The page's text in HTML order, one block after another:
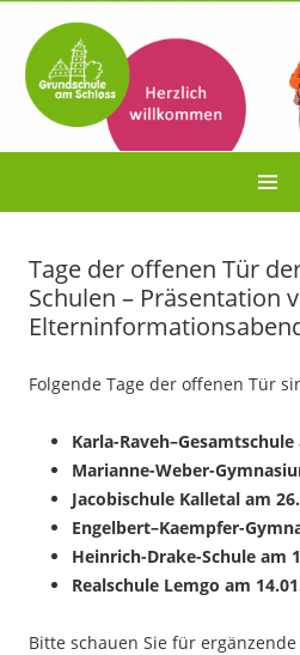
Tage der offenen Tür
Schulen – Präsentation
Folgende Tage der offenen Tür
Karla-Raveh–Gesamtschule
Marianne-Weber-
Jacobischule Kalletal am
Engelbert–Kaempfer-
Heinrich-Drake-Schule am
Realschule Lemgo am 14
Bitte schauen Sie für